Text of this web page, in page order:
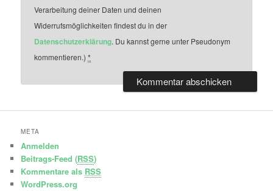
Verarbeitung deiner Daten und deinen
Widerrufsmöglichkeiten findest du in der
Datenschutzerklärung. Du kannst gerne unter Pseudonym
kommentieren.)*
META
Anmelden
Beitrags-Feed (RSS)
Kommentare als RSS
WordPress.org